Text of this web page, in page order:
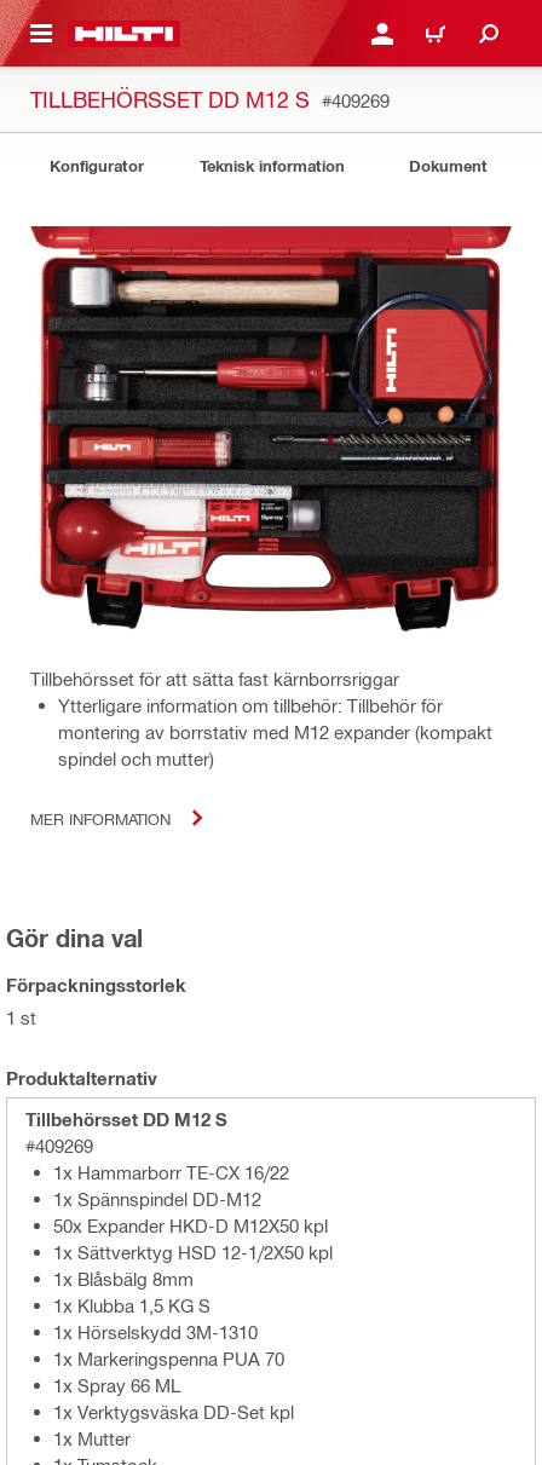
GÅ TILL HUVUDSIDAN LOGGA IN ELLER
VARUKORG
TILLBEHÖRSSET DD M12 S #409269
Konfigurator Teknisk information Dokument
Tillbehörsset för att sätta fast kärnborrsriggar
Ytterligare information om tillbehör: Tillbehör för
montering av borrstativ med M12 expander (kompakt
spindel och mutter)
MER INFORMATION
Gör dina val
Förpackningsstorlek
1 st
Produktalternativ
Tillbehörsset DD M12 S
#409269
1x Hammarborr TE-CX 16/22
1x Spännspindel DD-M12
50x Expander HKD-D M12X50 kpl
1x Sättverktyg HSD 12-1/2X50 kpl
1x Blåsbälg 8mm
1x Klubba 1,5 KG S
1x Hörselskydd 3M-1310
1x Markeringspenna PUA 70
1x Spray 66 ML
1x Verktygsväska DD-Set kpl
1x Mutter